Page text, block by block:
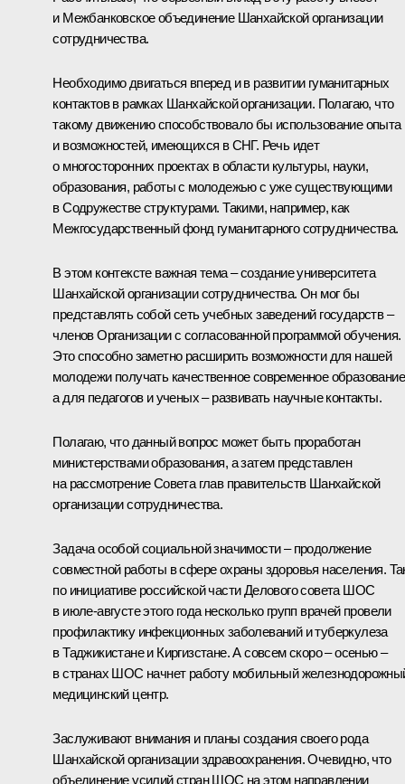
и Межбанковское объединение Шанхайской организации
сотрудничества.
Необходимо двигаться вперед и в развитии гуманитарных
контактов в рамках Шанхайской организации. Полагаю, что
такому движению способствовало бы использование опыта
и возможностей, имеющихся в СНГ. Речь идет
о многосторонних проектах в области культуры, науки,
образования, работы с молодежью с уже существующими
в Содружестве структурами. Такими, например, как
Межгосударственный фонд гуманитарного сотрудничества.
В этом контексте важная тема – создание университета
Шанхайской организации сотрудничества. Он мог бы
представлять собой сеть учебных заведений государств –
членов Организации с согласованной программой обучения.
Это способно заметно расширить возможности для нашей
молодежи получать качественное современное
а для педагогов и ученых – развивать научные контакты.
Полагаю, что данный вопрос может быть проработан
министерствами образования, а затем представлен
на рассмотрение Совета глав правительств Шанхайской
организации сотрудничества.
Задача особой социальной значимости – продолжение
совместной работы в сфере охраны здоровья населения.
по инициативе российской части Делового совета ШОС
в июле-августе этого года несколько групп врачей провели
профилактику инфекционных заболеваний и туберкулеза
в Таджикистане и Киргизстане. А совсем скоро – осенью –
в странах ШОС начнет работу мобильный
медицинский центр.
Заслуживают внимания и планы создания своего рода
Шанхайской организации здравоохранения. Очевидно, что
объединение усилий стран ШОС на этом направлении